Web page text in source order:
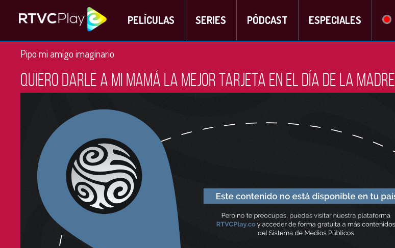
PELÍCULAS SERIES PÓDCAST ESPECIALES
Pipo mi amigo imaginario
Quiero darle a mi mamá la mejor tarjeta en el día de la madre